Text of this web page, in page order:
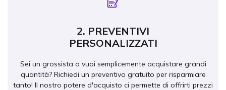
2. PREVENTIVI
PERSONALIZZATI
Sei un grossista o vuoi semplicemente acquistare grandi
quantità? Richiedi un preventivo gratuito per risparmiare
tanto! Il nostro potere d'acquisto ci permette di offrirti prezzi